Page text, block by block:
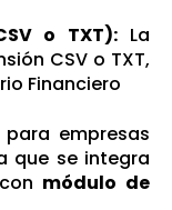
o TXT):La
CSV o TXT,
Financiero
empresas
que se integra
módulo de